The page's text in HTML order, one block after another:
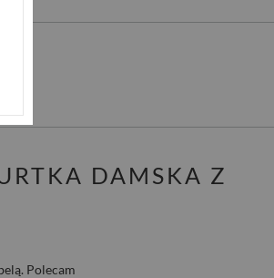
DAMSKA Z
Polecam